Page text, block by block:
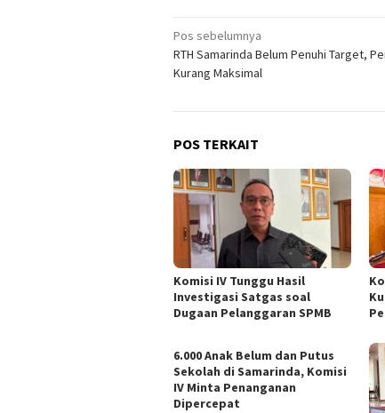
Navigasi
pos
Pos sebelumnya
RTH Samarinda Belum Penuhi Target,
Kurang Maksimal
POS TERKAIT
Komisi IV Tunggu Hasil
Investigasi Satgas soal
Dugaan Pelanggaran SPMB
6.000 Anak Belum dan Putus
Sekolah di Samarinda, Komisi
IV Minta Penanganan
Dipercepat